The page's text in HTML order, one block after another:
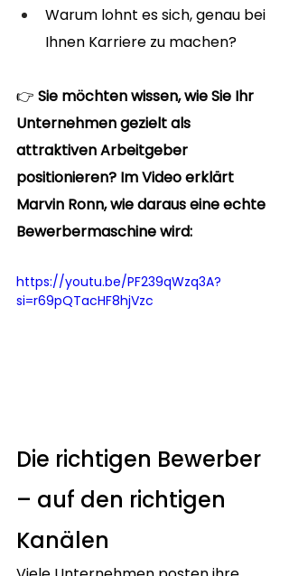
Warum lohnt es sich, genau bei
Ihnen Karriere zu machen?
👉 Sie möchten wissen, wie Sie Ihr
Unternehmen gezielt als
attraktiven Arbeitgeber
positionieren? Im Video erklärt
Marvin Ronn, wie daraus eine echte
Bewerbermaschine wird:
https://youtu.be/PF239qWzq3A?
si=r69pQTacHF8hjVzc
Die richtigen Bewerber
– auf den richtigen
Kanälen